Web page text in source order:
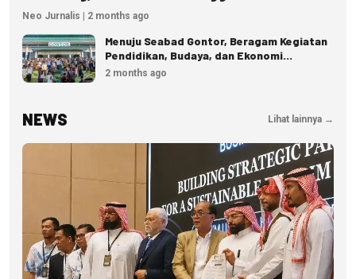
Neo Jurnalis | 2 months ago
Menuju Seabad Gontor, Beragam Kegiatan
Pendidikan, Budaya, dan Ekonomi
Disiapkan
2 months ago
NEWS Lihat lainnya →